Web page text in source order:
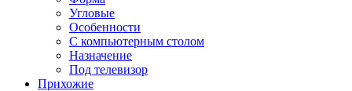
Угловые
Особенности
С компьютерным столом
Назначение
Под телевизор
Прихожие